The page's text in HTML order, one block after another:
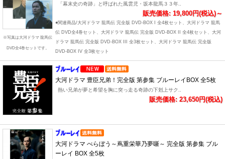
※写真は大河ドラマ 龍馬伝
DVD全4巻セットです。
「幕末史の奇跡」と呼ばれた風雲児・坂本龍馬３３年..
販売価格: 19,800円(税込)～
●関連商品/大河ドラマ 龍馬伝 完全版 DVD-BOX I 全4枚セット、大河ドラマ 龍馬
伝 DVD全4巻セット、大河ドラマ 龍馬伝 完全版 DVD-BOX II 全4枚セット、大河
ドラマ 龍馬伝 完全版 DVD-BOX III 全3枚セット、大河ドラマ 龍馬伝 完全版
DVD-BOX IV 全3枚セット
大河ドラマ 豊臣兄弟！完全版 第参集 ブルーレイBOX 全5枚
熱い兄弟が夢と希望を胸に突っ走る奇跡の下剋上サク..
販売価格: 23,650円(税込)
大河ドラマ べらぼう～蔦重栄華乃夢噺～ 完全版 第参集 ブル
ーレイ BOX 全5枚